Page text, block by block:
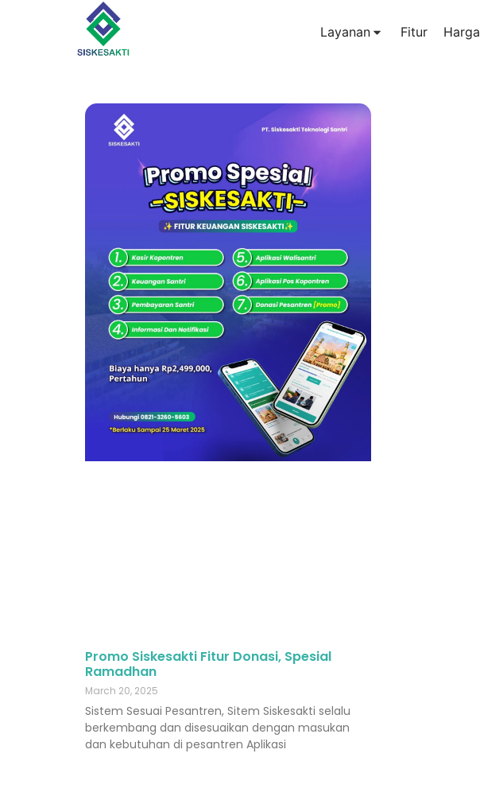
Layanan Fitur Harga
Promo Siskesakti Fitur Donasi, Spesial
Ramadhan
March 20, 2025
Sistem Sesuai Pesantren, Sitem Siskesakti selalu
berkembang dan disesuaikan dengan masukan
dan kebutuhan di pesantren Aplikasi